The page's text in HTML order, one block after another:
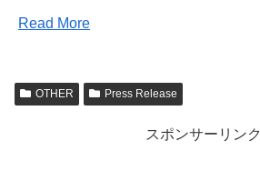
Read More
OTHER Press Release
スポンサーリンク